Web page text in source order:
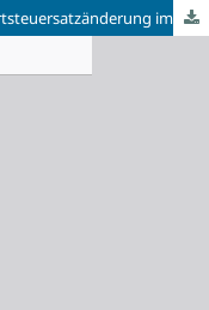
Auswirkungen der befristeten Mehrwertsteuersatzänderung im Jahr 2020 auf die Verbraucherpreise im Online-Lebensmittelhandel